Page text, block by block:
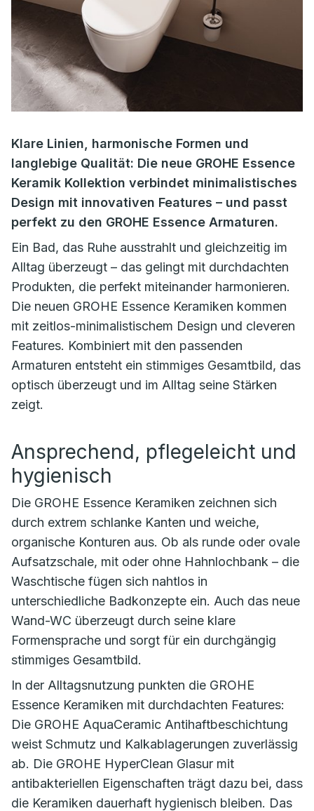
Klare Linien, harmonische Formen und
langlebige Qualität: Die neue GROHE Essence
Keramik Kollektion verbindet minimalistisches
Design mit innovativen Features – und passt
perfekt zu den GROHE Essence Armaturen.
Ein Bad, das Ruhe ausstrahlt und gleichzeitig im
Alltag überzeugt – das gelingt mit durchdachten
Produkten, die perfekt miteinander harmonieren.
Die neuen GROHE Essence Keramiken kommen
mit zeitlos-minimalistischem Design und cleveren
Features. Kombiniert mit den passenden
Armaturen entsteht ein stimmiges Gesamtbild, das
optisch überzeugt und im Alltag seine Stärken
zeigt.
Ansprechend, pflegeleicht und
hygienisch
Die GROHE Essence Keramiken zeichnen sich
durch extrem schlanke Kanten und weiche,
organische Konturen aus. Ob als runde oder ovale
Aufsatzschale, mit oder ohne Hahnlochbank – die
Waschtische fügen sich nahtlos in
unterschiedliche Badkonzepte ein. Auch das neue
Wand-WC überzeugt durch seine klare
Formensprache und sorgt für ein durchgängig
stimmiges Gesamtbild.
In der Alltagsnutzung punkten die GROHE
Essence Keramiken mit durchdachten Features:
Die GROHE AquaCeramic Antihaftbeschichtung
weist Schmutz und Kalkablagerungen zuverlässig
ab. Die GROHE HyperClean Glasur mit
antibakteriellen Eigenschaften trägt dazu bei, dass
die Keramiken dauerhaft hygienisch bleiben. Das